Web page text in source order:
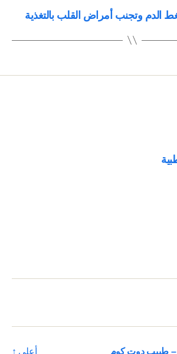
الدم وتجنب أمراض القلب بالتغذية
طبيب دوت كوم أعلى ↑